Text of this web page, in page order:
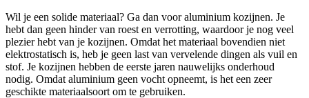
Wil je een solide materiaal? Ga dan voor aluminium kozijnen. Je
hebt dan geen hinder van roest en verrotting, waardoor je nog veel
plezier hebt van je kozijnen. Omdat het materiaal bovendien niet
elektrostatisch is, heb je geen last van vervelende dingen als vuil en
stof. Je kozijnen hebben de eerste jaren nauwelijks onderhoud
nodig. Omdat aluminium geen vocht opneemt, is het een zeer
geschikte materiaalsoort om te gebruiken.